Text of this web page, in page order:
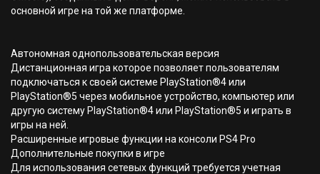
основной игре на той же платформе.
Автономная однопользовательская версия
Дистанционная игра которое позволяет пользователям
подключаться к своей системе PlayStation®4 или
PlayStation®5 через мобильное устройство, компьютер или
другую систему PlayStation®4 или PlayStation®5 и играть в
игры на ней.
Расширенные игровые функции на консоли PS4 Pro
Дополнительные покупки в игре
Для использования сетевых функций требуется учетная